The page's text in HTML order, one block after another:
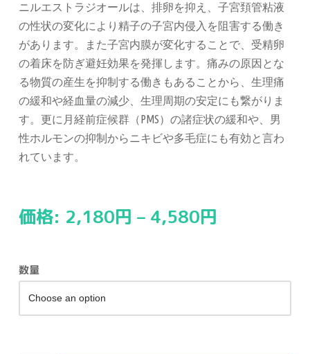
ニルエストラジオールは、排卵を抑え、子宮頚管粘液
の性状の変化により精子の子宮内侵入を阻害する働き
があります。また子宮内膜が変化することで、受精卵
の着床を防ぎ避妊効果を発揮します。痛みの原因とな
る物質の産生を抑制する働きもあることから、生理痛
の緩和や経血量の減少、生理周期の安定にも繋がりま
す。更に月経前症候群（PMS）の諸症状の緩和や、男
性ホルモンの抑制からニキビや多毛症にも有効と言わ
れています。
価格: 2,180円 – 4,580円
数量